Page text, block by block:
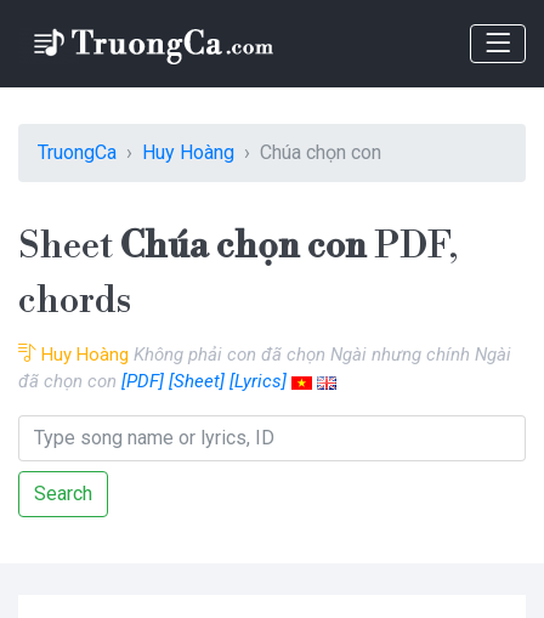
TruongCa Huy Hoàng Chúa chọn con
SheetChúa chọn conPDF,
chords
Huy Hoàng Không phải con đã chọn Ngài nhưng chính Ngài
đã chọn con [PDF] [Sheet] [Lyrics]
Search